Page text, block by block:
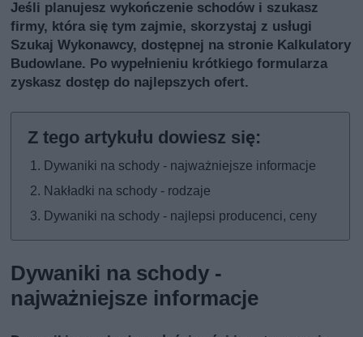
Jeśli planujesz wykończenie schodów i szukasz
firmy, która się tym zajmie, skorzystaj z usługi
Szukaj Wykonawcy, dostępnej na stronie Kalkulatory
Budowlane. Po wypełnieniu krótkiego formularza
zyskasz dostęp do najlepszych ofert.
Dywaniki na schody - najważniejsze informacje
Nakładki na schody - rodzaje
Dywaniki na schody - najlepsi producenci, ceny
Dywaniki na schody -
najważniejsze informacje